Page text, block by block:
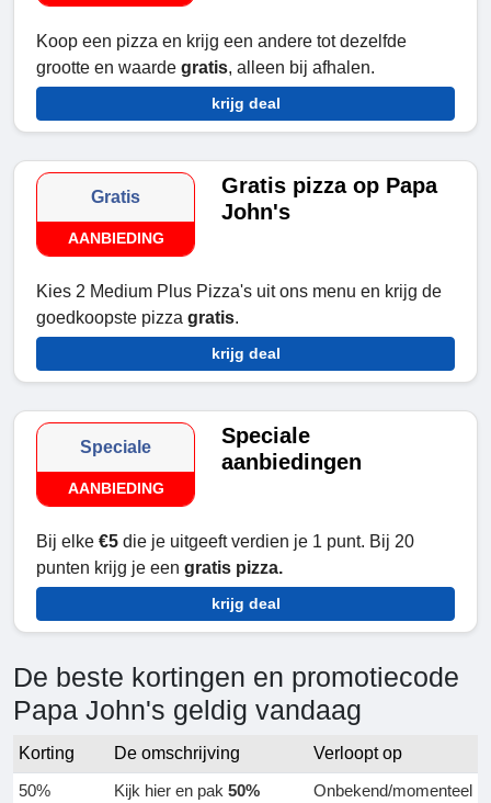
Koop een pizza en krijg een andere tot dezelfde
grootte en waarde gratis, alleen bij afhalen.
krijg deal
Gratis
AANBIEDING
Gratis pizza op Papa
John's
Kies 2 Medium Plus Pizza's uit ons menu en krijg de
goedkoopste pizza gratis.
krijg deal
Speciale
AANBIEDING
Speciale
aanbiedingen
Bij elke €5 die je uitgeeft verdien je 1 punt. Bij 20
punten krijg je een gratis pizza.
krijg deal
De beste kortingen en promotiecode
Papa John's geldig vandaag
Korting De omschrijving
Verloopt op
50%
Kijk hier en pak 50% Onbekend/momenteel